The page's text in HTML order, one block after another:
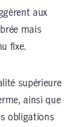
aux
mais
fixe.
supérieure
ainsi que
obligations